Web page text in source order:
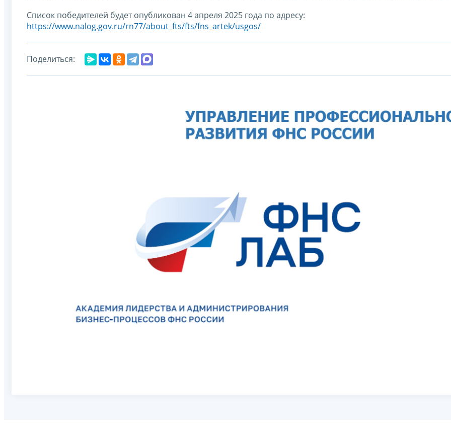
Список победителей будет опубликован 4 апреля 2025 года по адресу:
https://www.nalog.gov.ru/rn77/about_fts/fts/fns_artek/usgos/
Поделиться: